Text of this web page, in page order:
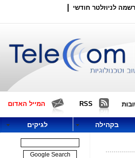
לניוזלטר חודשי
RSS המייל האדום
בקהילה לגיקים